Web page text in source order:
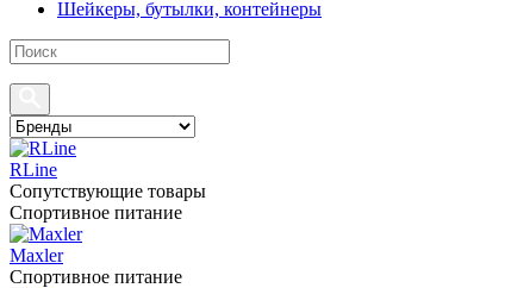
Шейкеры, бутылки, контейнеры
RLine
Сопутствующие товары
Спортивное питание
Maxler
Спортивное питание